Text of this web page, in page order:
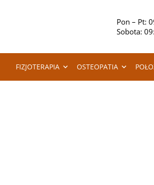
Pon – Pt:
Sobota:
FIZJOTERAPIA OSTEOPATIA